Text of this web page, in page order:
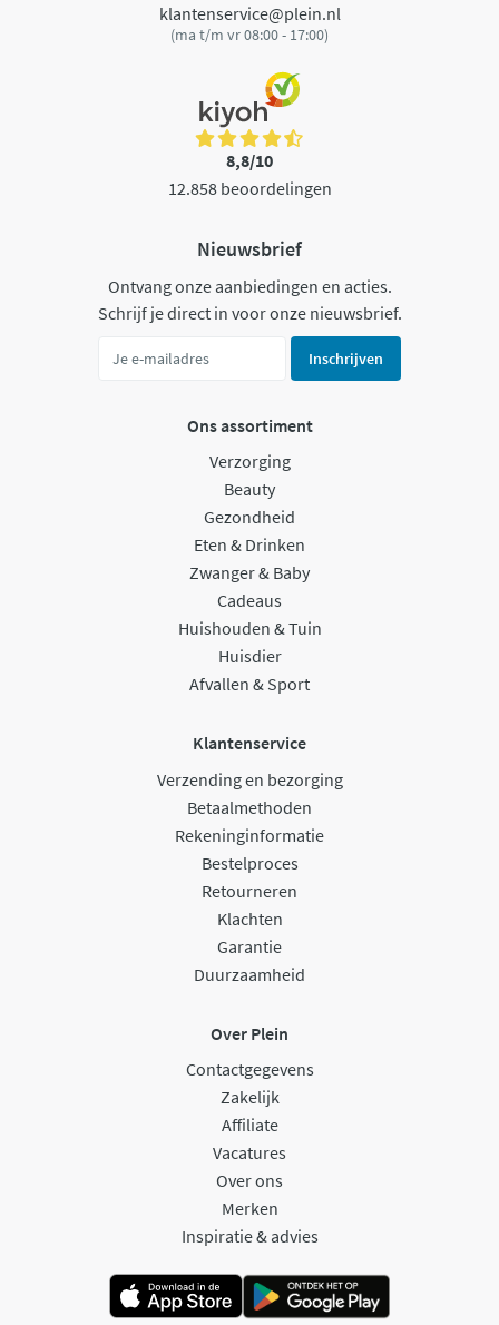
klantenservice@plein.nl
(ma t/m vr 08:00 - 17:00)
8,8/10
12.858 beoordelingen
Nieuwsbrief
Ontvang onze aanbiedingen en acties.
Schrijf je direct in voor onze nieuwsbrief.
Inschrijven
Ons assortiment
Verzorging
Beauty
Gezondheid
Eten & Drinken
Zwanger & Baby
Cadeaus
Huishouden & Tuin
Huisdier
Afvallen & Sport
Klantenservice
Verzending en bezorging
Betaalmethoden
Rekeninginformatie
Bestelproces
Retourneren
Klachten
Garantie
Duurzaamheid
Over Plein
Contactgegevens
Zakelijk
Affiliate
Vacatures
Over ons
Merken
Inspiratie & advies